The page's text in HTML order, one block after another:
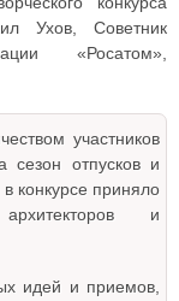
Ухов, Советник
«Росатом»,
участников
сезон отпусков и
конкурсе приняло
и
идей и приемов,